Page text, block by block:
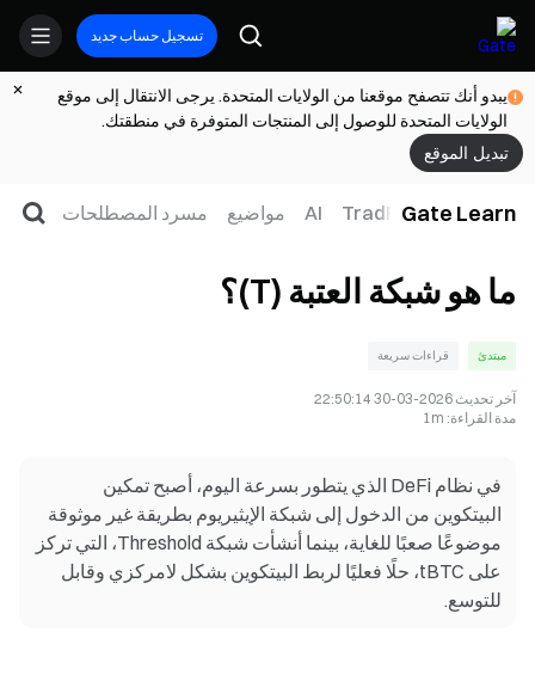
تسجيل حساب جديد
يبدو أنك تتصفح موقعنا من الولايات المتحدة. يرجى الانتقال إلى موقع
الولايات المتحدة للوصول إلى المنتجات المتوفرة في منطقتك.
تبديل الموقع
Gate Learn
ويب3 TradFi
AI مواضيع مسرد المصطلحات
ما هو شبكة العتبة (T)؟
مبتدئ قراءات سريعة
آخر تحديث2026-03-30 22:50:14
مدة القراءة:
1m
في نظام DeFi الذي يتطور بسرعة اليوم، أصبح تمكين
البيتكوين من الدخول إلى شبكة الإيثيريوم بطريقة غير موثوقة
موضوعًا صعبًا للغاية، بينما أنشأت شبكة Threshold، التي تركز
على tBTC، حلًا فعليًا لربط البيتكوين بشكل لامركزي وقابل
للتوسع.